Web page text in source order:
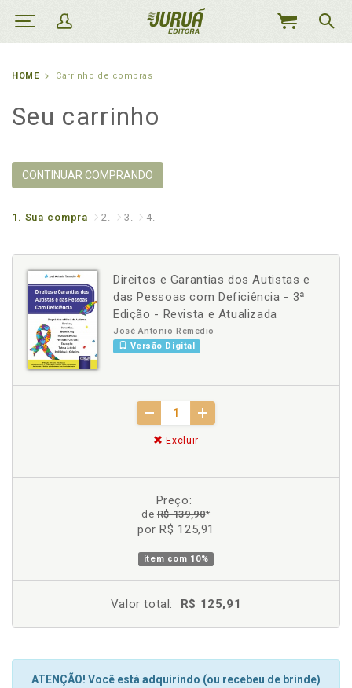
MEU
HOME Carrinho de compras
Seu carrinho
CONTINUAR COMPRANDO
1. Sua compra 2. 3. 4.
Direitos e Garantias dos Autistas e
das Pessoas com Deficiência - 3ª
Edição - Revista e Atualizada
José Antonio Remedio
Versão Digital
Excluir
Preço:
deR$ 139,90*
por R$ 125,91
item com 10%
Valor total: R$ 125,91
ATENÇÃO! Você está adquirindo (ou recebeu de brinde)